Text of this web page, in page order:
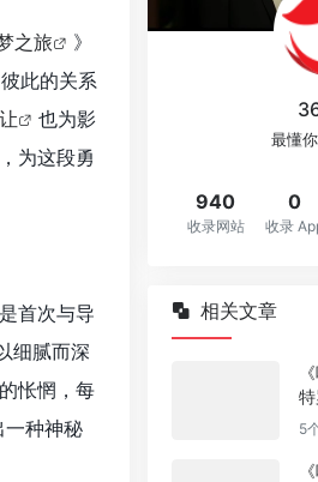
之旅
》
此的关系
也为影
为这段勇
首次与导
细腻而深
怅惘，每
一种神秘
最懂
940
收录网站
0
收录
相关文章
5